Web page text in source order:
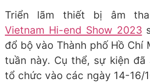
Triển lãm thiết bị âm
Vietnam Hi-end Show 2023
đổ bộ vào Thành phố Hồ Chí
tuần này. Cụ thể, sự kiện đã
tổ chức vào các ngày 14-16/